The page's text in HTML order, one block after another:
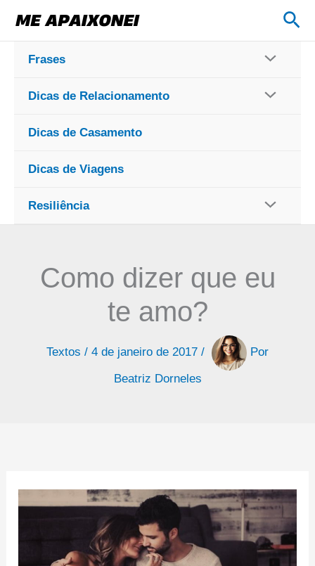
para
conteúdo
Frases
Dicas de Relacionamento
Dicas de Casamento
Dicas de Viagens
Resiliência
Como dizer que eu
te amo?
Textos / 4 de janeiro de 2017 /
Por
Beatriz Dorneles